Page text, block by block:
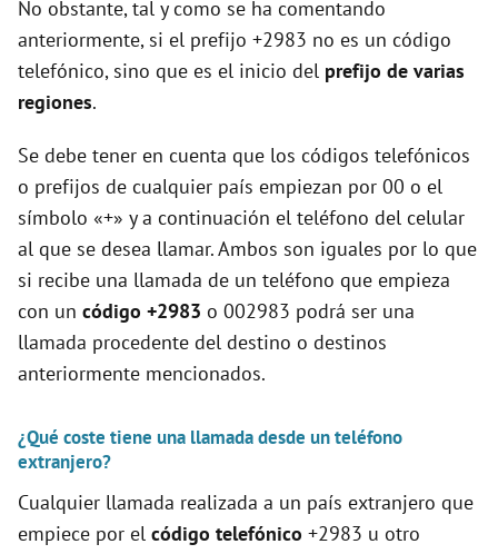
No obstante, tal y como se ha comentando
anteriormente, si el prefijo +2983 no es un código
telefónico, sino que es el inicio del prefijo de varias
regiones.
Se debe tener en cuenta que los códigos telefónicos
o prefijos de cualquier país empiezan por 00 o el
símbolo «+» y a continuación el teléfono del celular
al que se desea llamar. Ambos son iguales por lo que
si recibe una llamada de un teléfono que empieza
con un código +2983 o 002983 podrá ser una
llamada procedente del destino o destinos
anteriormente mencionados.
¿Qué coste tiene una llamada desde un teléfono
extranjero?
Cualquier llamada realizada a un país extranjero que
empiece por el código telefónico +2983 u otro